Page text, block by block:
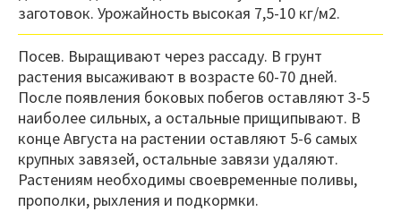
заготовок. Урожайность высокая 7,5-10 кг/м2.
Посев. Выращивают через рассаду. В грунт
растения высаживают в возрасте 60-70 дней.
После появления боковых побегов оставляют 3-5
наиболее сильных, а остальные прищипывают. В
конце Августа на растении оставляют 5-6 самых
крупных завязей, остальные завязи удаляют.
Растениям необходимы своевременные поливы,
прополки, рыхления и подкормки.